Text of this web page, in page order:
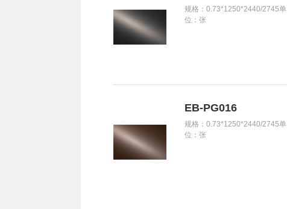
规格：0.73*1250*2440/2745单
位：张
EB-PG016
规格：0.73*1250*2440/2745单
位：张